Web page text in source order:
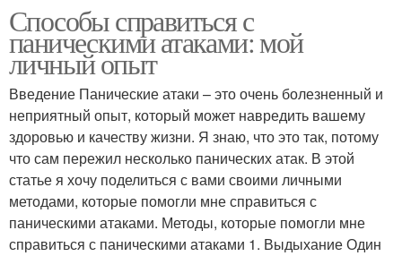
Способы справиться с
паническими атаками: мой
личный опыт
Введение Панические атаки – это очень болезненный и
неприятный опыт, который может навредить вашему
здоровью и качеству жизни. Я знаю, что это так, потому
что сам пережил несколько панических атак. В этой
статье я хочу поделиться с вами своими личными
методами, которые помогли мне справиться с
паническими атаками. Методы, которые помогли мне
справиться с паническими атаками 1. Выдыхание Один